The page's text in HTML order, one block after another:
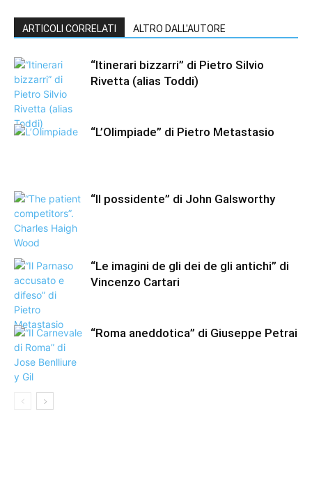
ARTICOLI CORRELATI ALTRO DALL'AUTORE
“Itinerari bizzarri” di Pietro Silvio
Rivetta (alias Toddi)
“L’Olimpiade” di Pietro Metastasio
“Il possidente” di John Galsworthy
“Le imagini de gli dei de gli antichi” di
Vincenzo Cartari
“Roma aneddotica” di Giuseppe Petrai